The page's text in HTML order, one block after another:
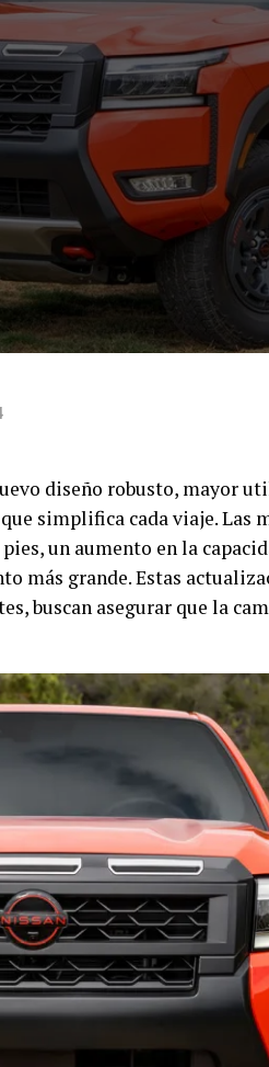
diseño robusto, mayor
simplifica cada viaje. Las
un aumento en la
más grande. Estas
buscan asegurar que la